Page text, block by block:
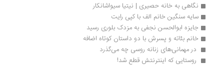
نگاهی به خانه حصیری | نیتیا سیواشانکار
سایه سنگین خانم الف با کپی رایت
جایزه‌ ابوالحسن نجفی به مزدک بلوری رسید
خانم بئاته و پسرش با دو داستان کوتاه اضافه
در مهمانی‌های زنانه روسی چه می‌گذرد
روستایی که اینترنتش قطع شد!